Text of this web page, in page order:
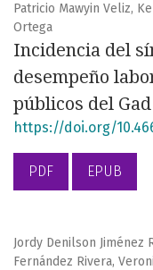
Patricio Mawyin Veliz,
Ortega
Incidencia del
desempeño
públicos del
https://doi.org/
PDF EPUB
Jordy Denilson Jiménez
Fernández Rivera,